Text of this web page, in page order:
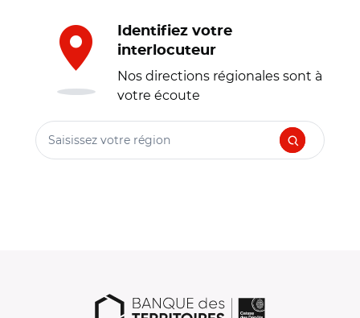
Identifiez votre
interlocuteur
Nos directions régionales sont à
votre écoute
Saisissez votre région